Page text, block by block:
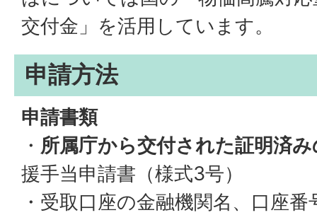
交付金」を活用しています。
申請方法
申請書類
・ 所属庁から交付された証明済み
援手当申請書（様式3号）
・受取口座の金融機関名、口座